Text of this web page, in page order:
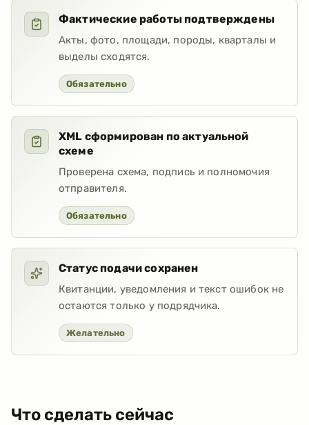
Фактические работы подтверждены
Акты, фото, площади, породы, кварталы и
выделы сходятся.
Обязательно
XML сформирован по актуальной
схеме
Проверена схема, подпись и полномочия
отправителя.
Обязательно
Статус подачи сохранен
Квитанции, уведомления и текст ошибок не
остаются только у подрядчика.
Желательно
Что сделать сейчас